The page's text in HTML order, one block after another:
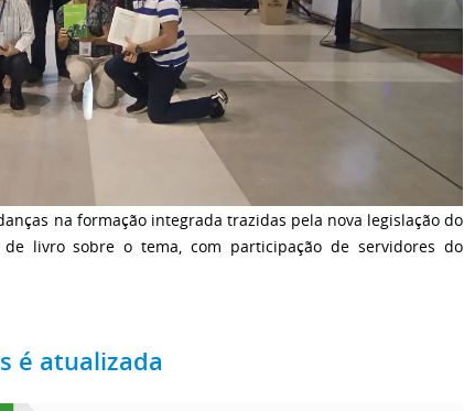
na formação integrada trazidas pela nova legislação do
livro sobre o tema, com participação de servidores do
é atualizada